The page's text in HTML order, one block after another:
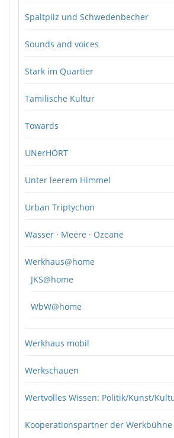
Spaltpilz und Schwedenbecher
Sounds and voices
Stark im Quartier
Tamilische Kultur
Towards
UNerHÖRT
Unter leerem Himmel
Urban Triptychon
Wasser · Meere · Ozeane
Werkhaus@home
JKS@home
WbW@home
Werkhaus mobil
Werkschauen
Wertvolles Wissen: Politik/Kunst/
Kooperationspartner der Werkbühne